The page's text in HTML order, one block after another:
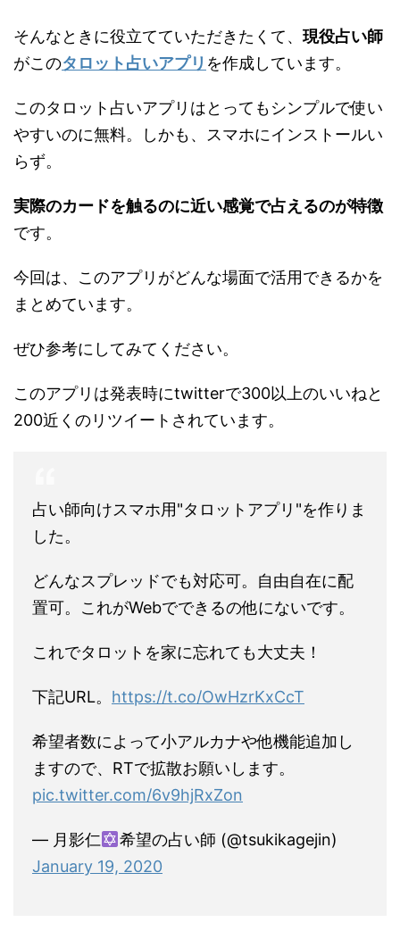
そんなときに役立てていただきたくて、 現役占い師
がこのタロット占いアプリ を作成しています。
このタロット占いアプリはとってもシンプルで使い
やすいのに無料。しかも、スマホにインストールい
らず。
実際のカードを触るのに近い感覚で占えるのが特徴
です。
今回は、このアプリがどんな場面で活用できるかを
まとめています。
ぜひ参考にしてみてください。
このアプリは発表時にtwitterで300以上のいいねと
200近くのリツイートされています。
占い師向けスマホ用"タロットアプリ"を作りま
した。
どんなスプレッドでも対応可。自由自在に配
置可。これがWebでできるの他にないです。
これでタロットを家に忘れても大丈夫！
下記URL。 https://t.co/OwHzrKxCcT
希望者数によって小アルカナや他機能追加し
ますので、RTで拡散お願いします。
pic.twitter.com/6v9hjRxZon
— 月影仁
希望の占い師 (@tsukikagejin)
January 19, 2020